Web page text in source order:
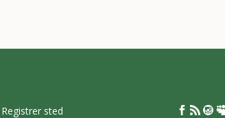
Registrer sted